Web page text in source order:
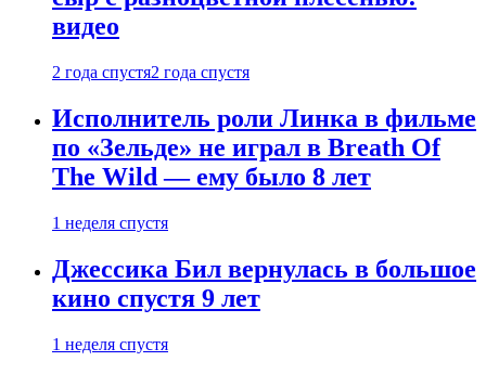
видео
2 года спустя2 года спустя
Исполнитель роли Линка в фильме
по «Зельде» не играл в Breath Of
The Wild — ему было 8 лет
1 неделя спустя
Джессика Бил вернулась в большое
кино спустя 9 лет
1 неделя спустя